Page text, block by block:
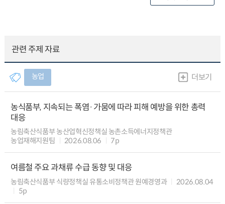
관련 주제 자료
농업 더보기
농식품부, 지속되는 폭염·가뭄에 따라 피해 예방을 위한 총력
대응
농림축산식품부 농산업혁신정책실 농촌소득에너지정책관
농업재해지원팀
2026.08.06 7p
여름철 주요 과채류 수급 동향 및 대응
농림축산식품부 식량정책실 유통소비정책관 원예경영과
2026.08.04
5p